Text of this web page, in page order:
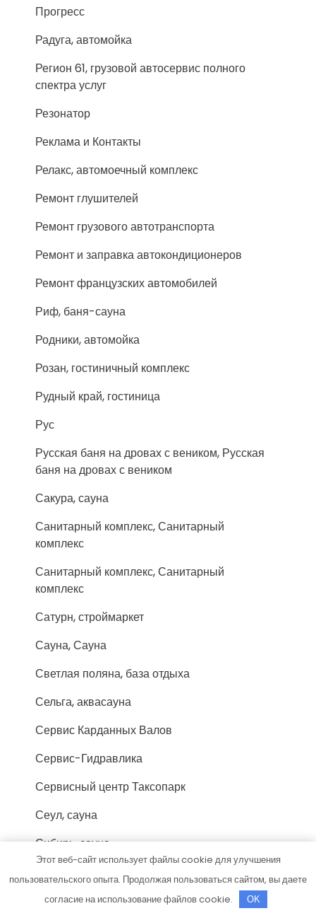
Прогресс
Радуга, автомойка
Регион 61, грузовой автосервис полного
спектра услуг
Резонатор
Реклама и Контакты
Релакс, автомоечный комплекс
Ремонт глушителей
Ремонт грузового автотранспорта
Ремонт и заправка автокондиционеров
Ремонт французских автомобилей
Риф, баня-сауна
Родники, автомойка
Розан, гостиничный комплекс
Рудный край, гостиница
Рус
Русская баня на дровах с веником, Русская
баня на дровах с веником
Сакура, сауна
Санитарный комплекс, Санитарный
комплекс
Санитарный комплекс, Санитарный
комплекс
Сатурн, строймаркет
Сауна, Сауна
Светлая поляна, база отдыха
Сельга, аквасауна
Сервис Карданных Валов
Сервис-Гидравлика
Сервисный центр Таксопарк
Сеул, сауна
Сибирь, сауна
Синдбад, банный клуб
Этот веб-сайт использует файлы cookie для улучшения
пользовательского опыта. Продолжая пользоваться сайтом, вы даете
согласие на использование файлов cookie.
OK